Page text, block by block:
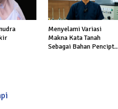
Menyelami Variasi
Makna Kata Tanah
Sebagai Bahan Pencipta